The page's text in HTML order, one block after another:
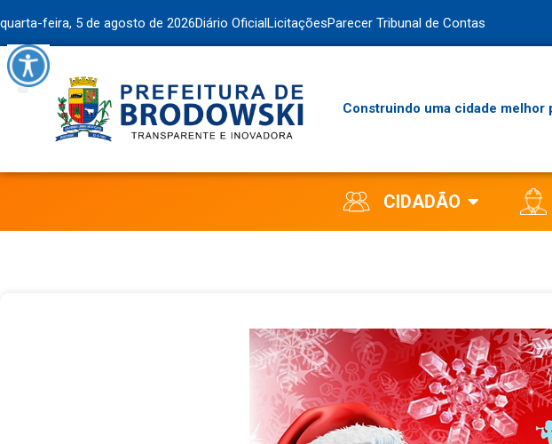
quarta-feira, 5 de agosto de 2026Diário OficialLicitaçõesParecer Tribunal de Contas
Construindo uma cidade melhor
CIDADÃO